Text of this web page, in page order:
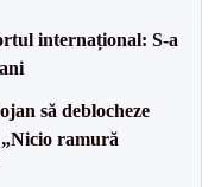
internațional: S-a
să deblocheze
ramură